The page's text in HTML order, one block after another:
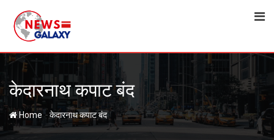
content
केदारनाथ कपाट बंद
Home-केदारनाथ कपाट बंद